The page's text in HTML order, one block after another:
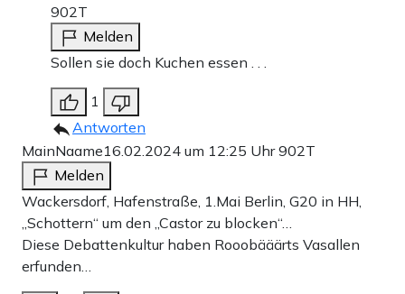
902T
Melden
Sollen sie doch Kuchen essen . . .
1
Antworten
MainNaame16.02.2024 um 12:25 Uhr902T
Melden
Wackersdorf, Hafenstraße, 1.Mai Berlin, G20 in HH,
„Schottern“ um den „Castor zu blocken“…
Diese Debattenkultur haben Rooobääärts Vasallen
erfunden…